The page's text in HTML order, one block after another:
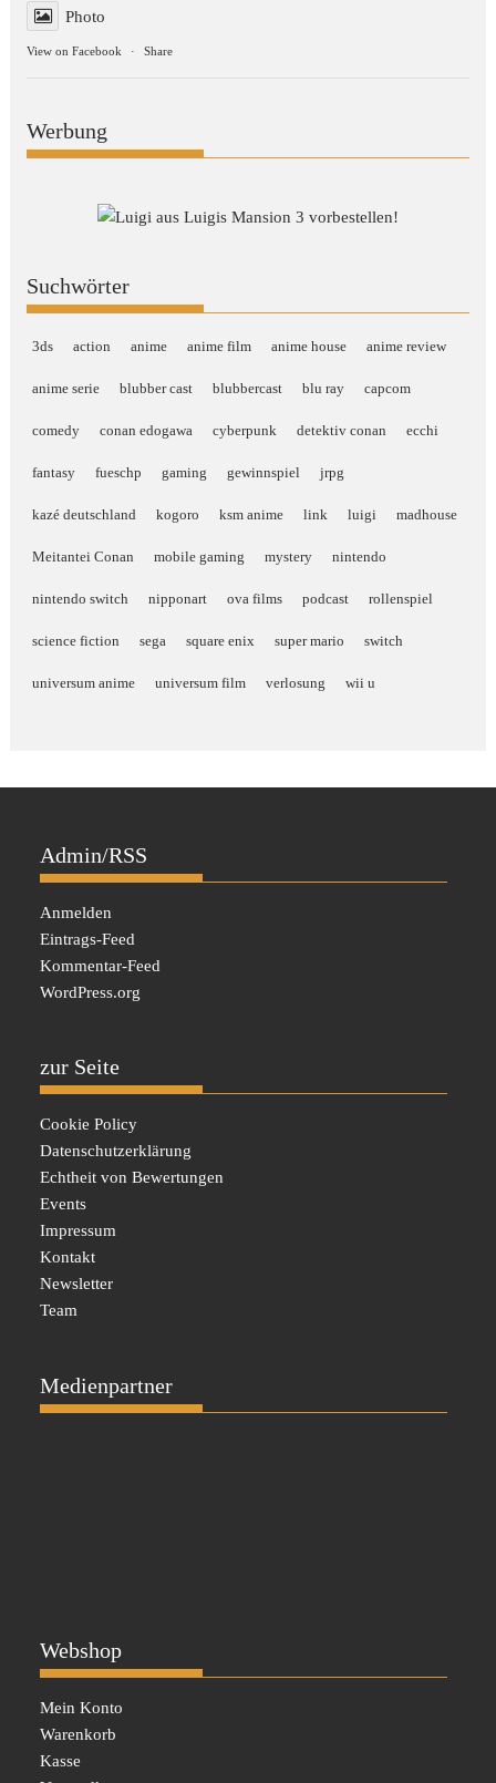
Photo
View on Facebook · Share
Werbung
Suchwörter
3ds action anime anime film anime house anime review
anime serie blubber cast blubbercast blu ray capcom
comedy conan edogawa cyberpunk detektiv conan ecchi
fantasy fueschp gaming gewinnspiel jrpg
kazé deutschland kogoro ksm anime link luigi madhouse
Meitantei Conan mobile gaming mystery nintendo
nintendo switch nipponart ova films podcast rollenspiel
science fiction sega square enix super mario switch
universum anime universum film verlosung wii u
Admin/RSS
Anmelden
Eintrags-Feed
Kommentar-Feed
WordPress.org
zur Seite
Cookie Policy
Datenschutzerklärung
Echtheit von Bewertungen
Events
Impressum
Kontakt
Newsletter
Team
Medienpartner
Webshop
Mein Konto
Warenkorb
Kasse